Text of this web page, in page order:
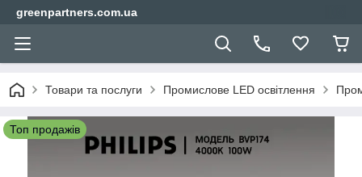
greenpartners.com.ua
Товари та послуги Промислове LED освітлення
Топ продажів